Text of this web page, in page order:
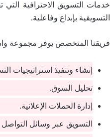
التسويقية بإبداع وفاعلية.
فريقنا المتخصص يوفر مجموعة
إنشاء وتنفيذ استراتيجيات
تحليل السوق.
إدارة الحملات الإعلانية.
التسويق عبر وسائل التواصل